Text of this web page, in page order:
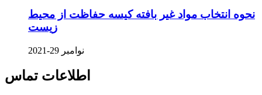
نحوه انتخاب مواد غیر بافته کیسه حفاظت از محیط
زیست
نوامبر 29-2021
اطلاعات تماس